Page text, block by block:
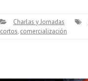
Charlas y Jornadas
cortos, comercialización